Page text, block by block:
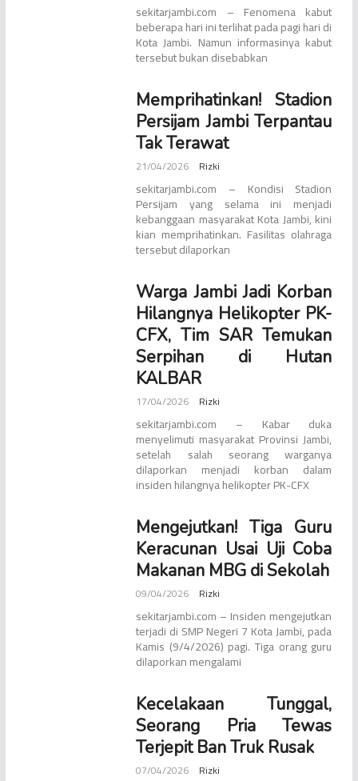
sekitarjambi.com – Fenomena kabut
beberapa hari ini terlihat pada pagi hari di
Kota Jambi. Namun informasinya kabut
tersebut bukan disebabkan
Memprihatinkan! Stadion
Persijam Jambi Terpantau
Tak Terawat
21/04/2026 Rizki
sekitarjambi.com – Kondisi Stadion
Persijam yang selama ini menjadi
kebanggaan masyarakat Kota Jambi, kini
kian memprihatinkan. Fasilitas olahraga
tersebut dilaporkan
Warga Jambi Jadi Korban
Hilangnya Helikopter PK-
CFX, Tim SAR Temukan
Serpihan di Hutan
KALBAR
17/04/2026 Rizki
sekitarjambi.com – Kabar duka
menyelimuti masyarakat Provinsi Jambi,
setelah salah seorang warganya
dilaporkan menjadi korban dalam
insiden hilangnya helikopter PK-CFX
Mengejutkan! Tiga Guru
Keracunan Usai Uji Coba
Makanan MBG di Sekolah
09/04/2026 Rizki
sekitarjambi.com – Insiden mengejutkan
terjadi di SMP Negeri 7 Kota Jambi, pada
Kamis (9/4/2026) pagi. Tiga orang guru
dilaporkan mengalami
Kecelakaan Tunggal,
Seorang Pria Tewas
Terjepit Ban Truk Rusak
07/04/2026 Rizki